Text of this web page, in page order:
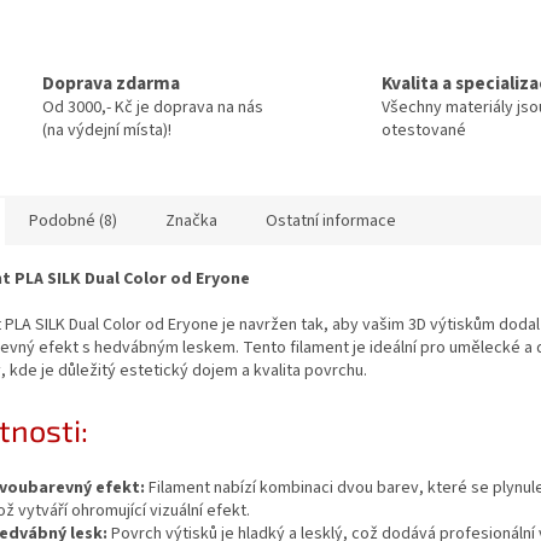
Doprava zdarma
Od 3000,- Kč je doprava na nás
(na výdejní místa)!
Kvalita a
Všechny materiály
otestované
Podobné (8) Značka Ostatní informace
PLA SILK Dual Color od Eryone
SILK Dual Color od Eryone je navržen tak, aby vašim 3D výtiskům
efekt s hedvábným leskem. Tento filament je ideální pro umělecké a
kde je důležitý estetický dojem a kvalita povrchu.
efekt: Filament nabízí kombinaci dvou barev, které se
vytváří ohromující vizuální efekt.
lesk: Povrch výtisků je hladký a lesklý, což dodává profesionální